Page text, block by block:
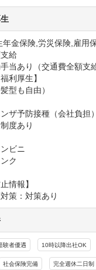
年金保険,労災保険,雇用
給
当あり（交通費全額支
利厚生】
型も自由）
ザ予防接種（会社負担）
度あり
ビニ
ク
情報】
策：対策あり
験者優遇 10時以降出社OK
社会保険完備 完全週休二日制